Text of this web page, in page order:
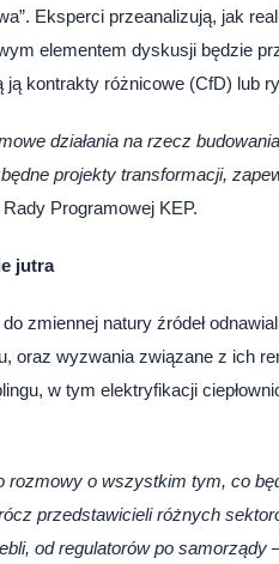
Eksperci przeanalizują, jak
elementem dyskusji będzie
kontrakty różnicowe (CfD) lub
działania na rzecz
projekty transformacji,
Programowej KEP.
jutra
zmiennej natury źródeł
oraz wyzwania związane z ich
w tym elektryfikacji
o wszystkim tym, co
przedstawicieli różnych
od regulatorów po samorządy